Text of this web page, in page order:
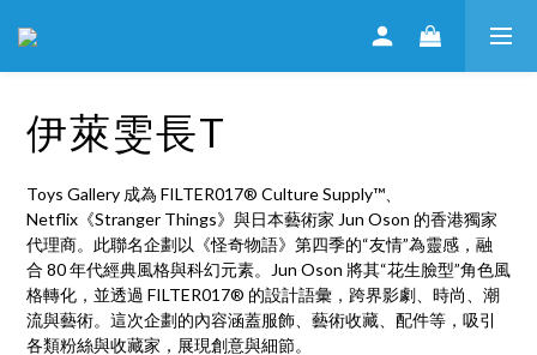
伊萊雯長T
Toys Gallery 成為 FILTER017® Culture Supply™、
Netflix《Stranger Things》與日本藝術家 Jun Oson 的香港獨家
代理商。此聯名企劃以《怪奇物語》第四季的“友情”為靈感，融
合 80 年代經典風格與科幻元素。Jun Oson 將其“花生臉型”角色風
格轉化，並透過 FILTER017® 的設計語彙，跨界影劇、時尚、潮
流與藝術。這次企劃的內容涵蓋服飾、藝術收藏、配件等，吸引
各類粉絲與收藏家，展現創意與細節。